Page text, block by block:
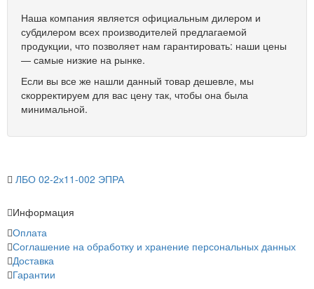
Наша компания является официальным дилером и
субдилером всех производителей предлагаемой
продукции, что позволяет нам гарантировать: наши цены
— самые низкие на рынке.
Если вы все же нашли данный товар дешевле, мы
скорректируем для вас цену так, чтобы она была
минимальной.
ЛБО 02-2х11-002 ЭПРА
Информация
Оплата
Соглашение на обработку и хранение персональных данных
Доставка
Гарантии